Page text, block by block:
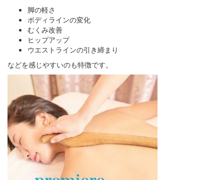
脚の軽さ
ボディラインの変化
むくみ改善
ヒップアップ
ウエストラインの引き締まり
などを感じやすいのも特徴です。